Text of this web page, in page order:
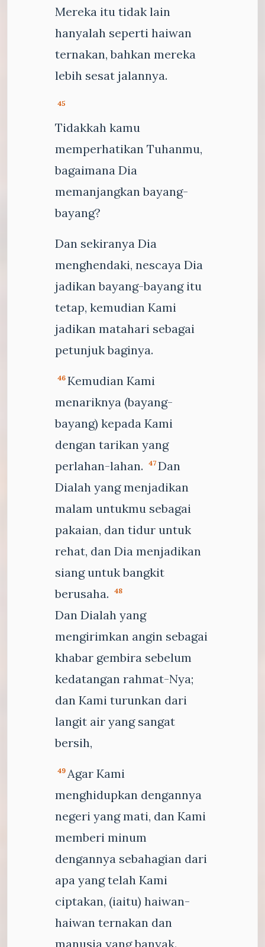
Mereka itu tidak lain
hanyalah seperti haiwan
ternakan, bahkan mereka
lebih sesat jalannya.
45
Tidakkah kamu
memperhatikan Tuhanmu,
bagaimana Dia
memanjangkan bayang-
bayang?
Dan sekiranya Dia
menghendaki, nescaya Dia
jadikan bayang-bayang itu
tetap, kemudian Kami
jadikan matahari sebagai
petunjuk baginya.
46 Kemudian Kami
menariknya (bayang-
bayang) kepada Kami
dengan tarikan yang
perlahan-lahan.
47 Dan
Dialah yang menjadikan
malam untukmu sebagai
pakaian, dan tidur untuk
rehat, dan Dia menjadikan
siang untuk bangkit
berusaha.
48
Dan Dialah yang
mengirimkan angin sebagai
khabar gembira sebelum
kedatangan rahmat-Nya;
dan Kami turunkan dari
langit air yang sangat
bersih,
49 Agar Kami
menghidupkan dengannya
negeri yang mati, dan Kami
memberi minum
dengannya sebahagian dari
apa yang telah Kami
ciptakan, (iaitu) haiwan-
haiwan ternakan dan
manusia yang banyak.